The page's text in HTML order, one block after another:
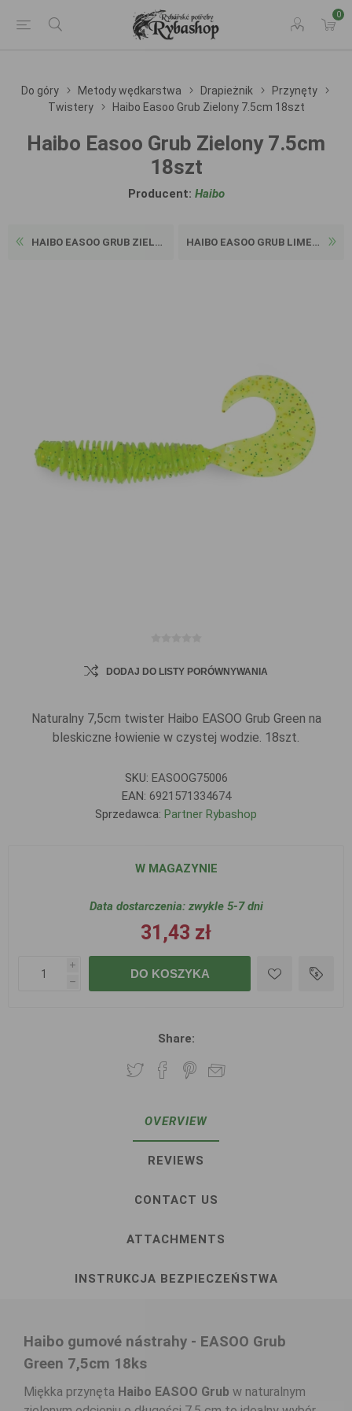
0
Do góry Metody wędkarstwa Drapieżnik
Przynęty
Twistery
Haibo Easoo Grub Zielony 7.5cm 18szt
Haibo Easoo Grub Zielony 7.5cm
18szt
Producent: Haibo
HAIBO EASOO GRUB ZIELONY 5C... HAIBO EASOO GRUB LIME 5CM 2...
DODAJ DO LISTY PORÓWNYWANIA
Naturalny 7,5cm twister Haibo EASOO Grub Green na
bleskiczne łowienie w czystej wodzie. 18szt.
SKU: EASOOG75006
EAN: 6921571334674
Sprzedawca: Partner Rybashop
W MAGAZYNIE
Data dostarczenia: zwykle 5-7 dni
31,43 zł
i
h
DO KOSZYKA
Share:
OVERVIEW
REVIEWS
CONTACT US
ATTACHMENTS
INSTRUKCJA BEZPIECZEŃSTWA
Haibo gumové nástrahy - EASOO Grub
Green 7,5cm 18ks
Miękka przynęta Haibo EASOO Grub w naturalnym